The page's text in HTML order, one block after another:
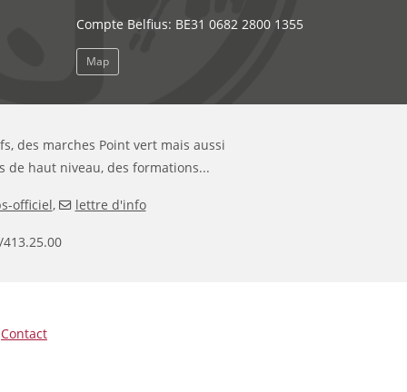
Compte Belfius: BE31 0682 2800 1355
Map
des marches Point vert mais aussi
de haut niveau, des formations...
officiel, lettre d'info
Contact